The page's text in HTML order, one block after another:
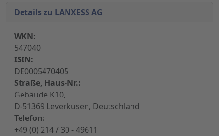
Details zu LANXESS AG
WKN:
547040
ISIN:
DE0005470405
Straße, Haus-Nr.:
Gebäude K10,
D-51369 Leverkusen, Deutschland
Telefon:
+49 (0) 214 / 30 - 49611